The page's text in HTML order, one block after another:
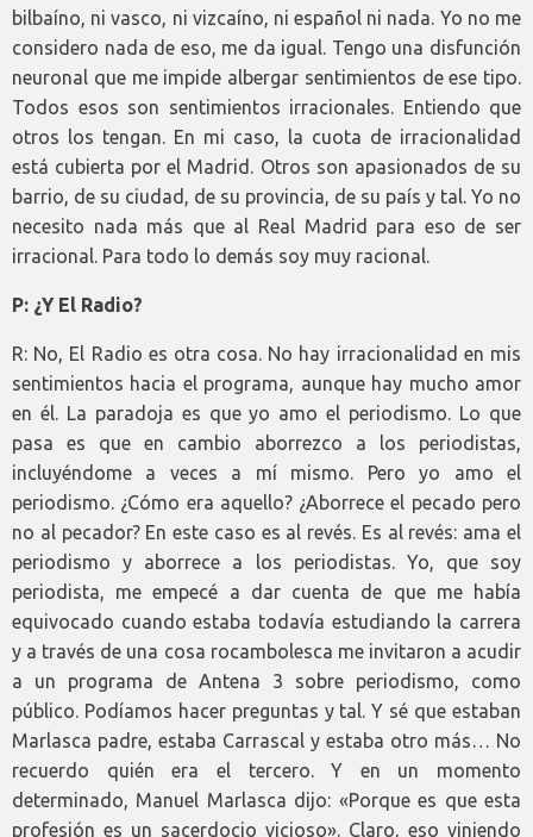
bilbaíno, ni vasco, ni vizcaíno, ni español ni nada. Yo no me
considero nada de eso, me da igual. Tengo una disfunción
neuronal que me impide albergar sentimientos de ese tipo.
Todos esos son sentimientos irracionales. Entiendo que
otros los tengan. En mi caso, la cuota de irracionalidad
está cubierta por el Madrid. Otros son apasionados de su
barrio, de su ciudad, de su provincia, de su país y tal. Yo no
necesito nada más que al Real Madrid para eso de ser
irracional. Para todo lo demás soy muy racional.
P: ¿Y El Radio?
R: No, El Radio es otra cosa. No hay irracionalidad en mis
sentimientos hacia el programa, aunque hay mucho amor
en él. La paradoja es que yo amo el periodismo. Lo que
pasa es que en cambio aborrezco a los periodistas,
incluyéndome a veces a mí mismo. Pero yo amo el
periodismo. ¿Cómo era aquello? ¿Aborrece el pecado pero
no al pecador? En este caso es al revés. Es al revés: ama el
periodismo y aborrece a los periodistas. Yo, que soy
periodista, me empecé a dar cuenta de que me había
equivocado cuando estaba todavía estudiando la carrera
y a través de una cosa rocambolesca me invitaron a acudir
a un programa de Antena 3 sobre periodismo, como
público. Podíamos hacer preguntas y tal. Y sé que estaban
Marlasca padre, estaba Carrascal y estaba otro más… No
recuerdo quién era el tercero. Y en un momento
determinado, Manuel Marlasca dijo: «Porque es que esta
profesión es un sacerdocio vicioso». Claro, eso viniendo